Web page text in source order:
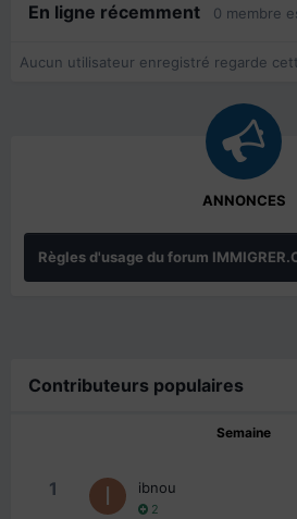
En ligne récemment 0 membre
Aucun utilisateur enregistré regarde
ANNONCES
Règles d'usage du forum
Contributeurs populaires
Semaine
1 ibnou
2